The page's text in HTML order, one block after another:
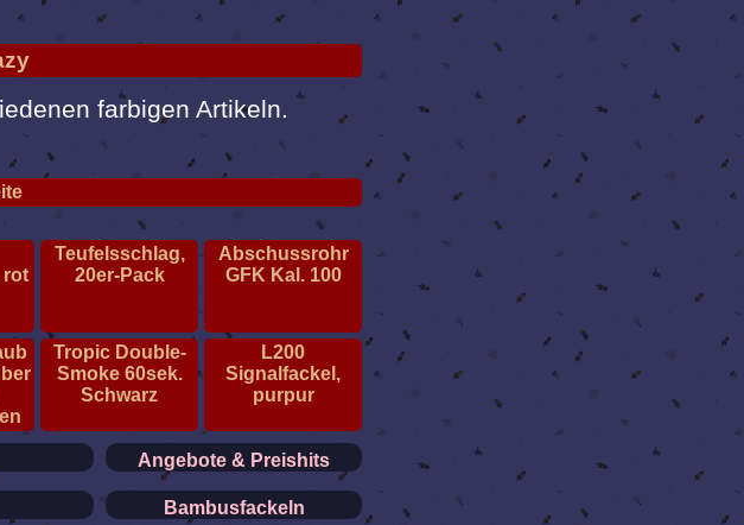
farbigen Artikeln.
rot
Teufelsschlag,
20er-Pack
Abschussrohr
GFK Kal. 100
Tropic Double-
Smoke 60sek.
Schwarz
L200
Signalfackel,
purpur
Angebote & Preishits
Bambusfackeln